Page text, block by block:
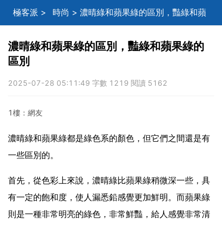
極客派 > 時尚 > 濃晴綠和蘋果綠的區別，豔綠和蘋
濃晴綠和蘋果綠的區別，豔綠和蘋果綠的
區別
2025-07-28 05:11:49 字數 1219 閱讀 5162
1樓：網友
濃晴綠和蘋果綠都是綠色系的顏色，但它們之間還是有
一些區別的。
首先，從色彩上來說，濃晴綠比蘋果綠稍微深一些，具
有一定的飽和度，使人漏悉鉛感覺更加鮮明。而蘋果綠
則是一種非常明亮的綠色，非常鮮豔，給人感覺非常清